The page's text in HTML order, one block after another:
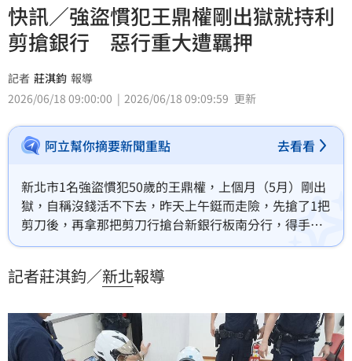
快訊／強盜慣犯王鼎權剛出獄就持利
剪搶銀行 惡行重大遭羈押
記者 莊淇鈞 報導
2026/06/18 09:00:00
2026/06/18 09:09:59 更新
阿立幫你摘要新聞重點 去看看
新北市1名強盜慣犯50歲的王鼎權，上個月（5月）剛出
獄，自稱沒錢活不下去，昨天上午鋌而走險，先搶了1把
剪刀後，再拿那把剪刀行搶台新銀行板南分行，得手約
40餘萬後，在現場清點贓款，隨即被獲報到場的警方逮
複訊後像新北地院法官聲請羈押，昨天深夜法官裁准羈
記者莊淇鈞／新北報導